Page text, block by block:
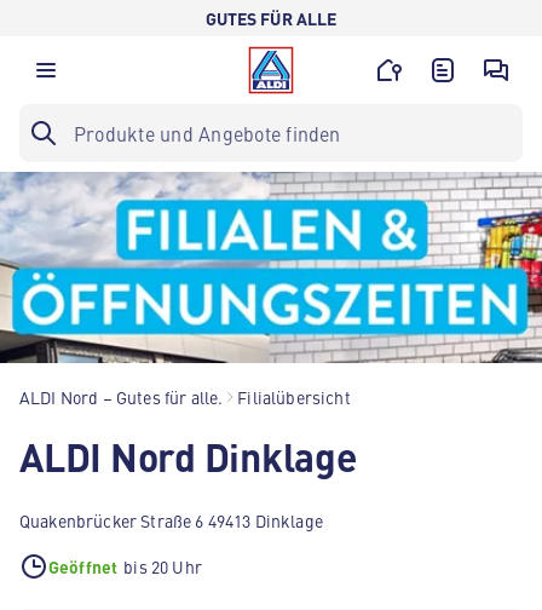
GUTES FÜR ALLE
ALDI Nord – Gutes für alle. Filialübersicht
ALDI Nord Dinklage
Quakenbrücker Straße 6 49413 Dinklage
Geöffnet bis 20 Uhr